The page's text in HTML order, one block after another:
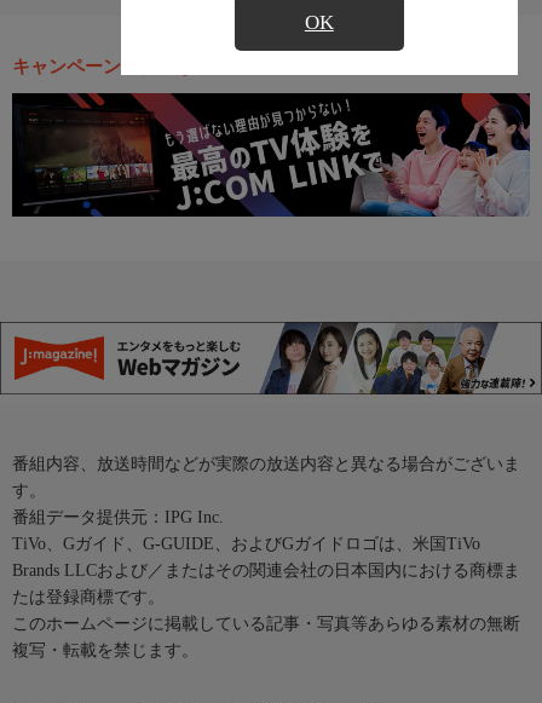
OK
キャンペーン・お得な情報
番組内容、放送時間などが実際の放送内容と異なる場合がございま
す。
番組データ提供元：IPG Inc.
TiVo、Gガイド、G-GUIDE、およびGガイドロゴは、米国TiVo
Brands LLCおよび／またはその関連会社の日本国内における商標ま
たは登録商標です。
このホームページに掲載している記事・写真等あらゆる素材の無断
複写・転載を禁じます。